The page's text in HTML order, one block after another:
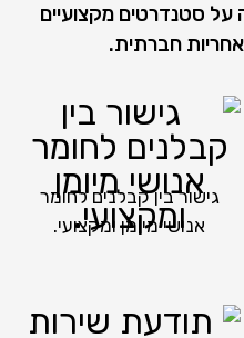
על סטנדרטים מקצועיים
חברתית.
גישור בין קבלנים לחומר
אנושי מיומן ומקצועי.